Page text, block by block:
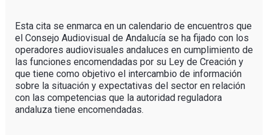
Esta cita se enmarca en un calendario de encuentros que
el Consejo Audiovisual de Andalucía se ha fijado con los
operadores audiovisuales andaluces en cumplimiento de
las funciones encomendadas por su Ley de Creación y
que tiene como objetivo el intercambio de información
sobre la situación y expectativas del sector en relación
con las competencias que la autoridad reguladora
andaluza tiene encomendadas.